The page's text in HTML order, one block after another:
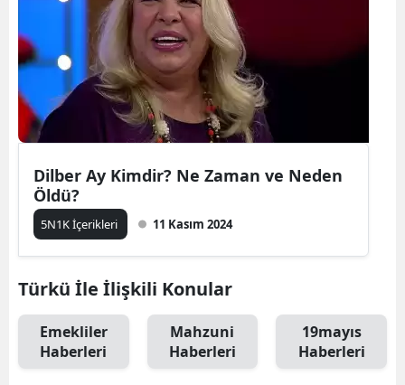
Dilber Ay Kimdir? Ne Zaman ve Neden
Öldü?
5N1K İçerikleri 11 Kasım 2024
Türkü İle İlişkili Konular
Emekliler
Haberleri
Mahzuni
Haberleri
19mayıs
Haberleri